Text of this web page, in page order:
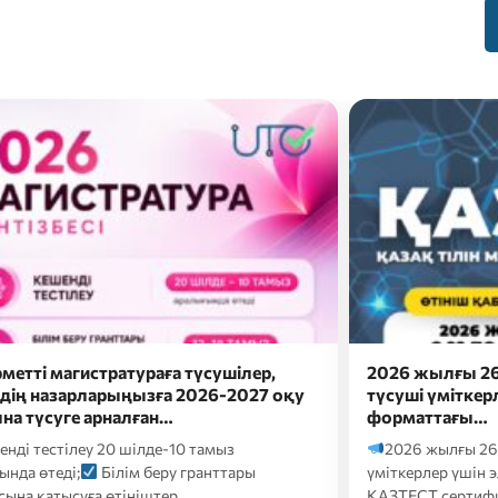
2026 жылғы 26 шілдеде докторантураға
түсуші үміткерлер үшін электронды
форматтағы…
2026 жылғы 26 шілдеде докторантураға түсуші
үміткерлер үшін электронды форматтағы